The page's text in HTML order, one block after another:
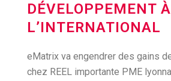
DÉVELOPPEMENT À
L’INTERNATIONAL
eMatrix va engendrer des gains
chez REEL importante PME